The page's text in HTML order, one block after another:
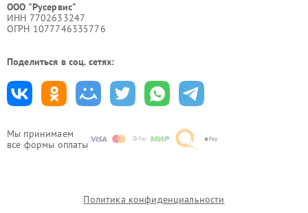
Мы принимаем
все формы оплаты
ООО "Русервис"
ИНН 7702633247
ОГРН 1077746335776
Поделиться в соц. сетях:
Политика конфиденциальности